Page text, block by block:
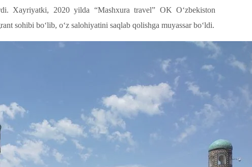
Xayriyatki, 2020 yilda “Mashxura travel” OK O‘zbekiston
sohibi bo‘lib, o‘z salohiyatini saqlab qolishga muyassar bo‘ldi.